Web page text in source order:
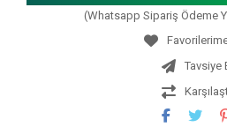
(Whatsapp Sipariş Ödeme
Tavsiye